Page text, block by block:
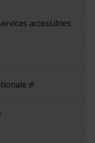
accessibles